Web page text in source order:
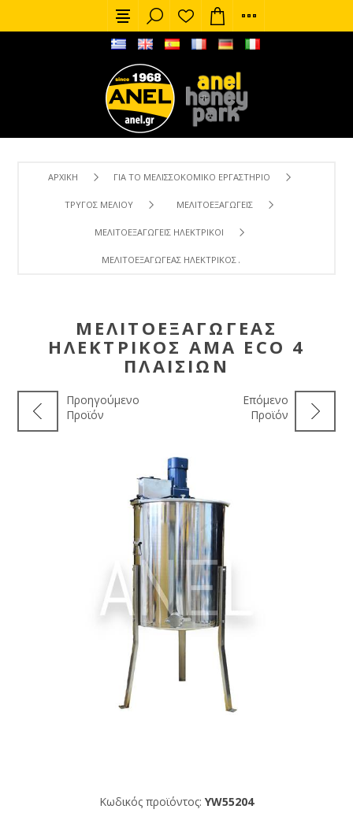
ΑΡΧΙΚΉ ΓΙΑ ΤΟ ΜΕΛΙΣΣΟΚΟΜΙΚΌ ΕΡΓΑΣΤΉΡΙΟ
ΤΡΎΓΟΣ ΜΕΛΙΟΎ ΜΕΛΙΤΟΕΞΑΓΩΓΕΊΣ
ΜΕΛΙΤΟΕΞΑΓΩΓΕΊΣ ΗΛΕΚΤΡΙΚΟΊ
ΜΕΛΙΤΟΕΞΑΓΩΓΈΑΣ ΗΛΕΚΤΡΙΚΌΣ AMA ECO 4 ΠΛΑΙΣΊΩΝ
ΜΕΛΙΤΟΕΞΑΓΩΓΈΑΣ
ΗΛΕΚΤΡΙΚΌΣ AMA ECO 4
ΠΛΑΙΣΊΩΝ
Προηγούμενο
Προϊόν
Επόμενο
Προϊόν
Κωδικός προϊόντος: YW55204